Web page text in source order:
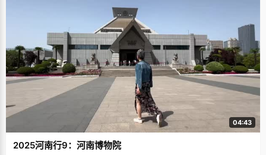
04:43
2025河南行9：河南博物院